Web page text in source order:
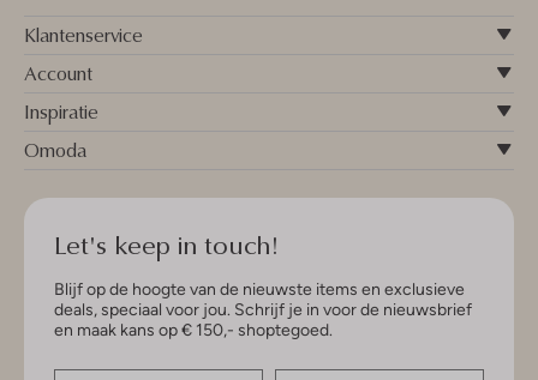
Klantenservice
Account
Inspiratie
Omoda
Let's keep in touch!
Blijf op de hoogte van de nieuwste items en exclusieve
deals, speciaal voor jou. Schrijf je in voor de nieuwsbrief
en maak kans op € 150,- shoptegoed.